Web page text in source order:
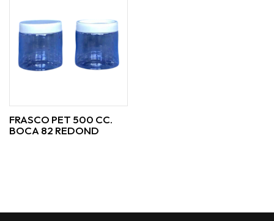
FRASCO PET 500 CC.
BOCA 82 REDOND